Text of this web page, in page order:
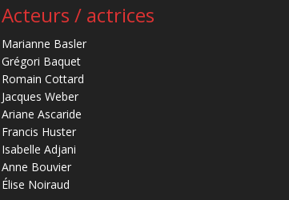
Acteurs / actrices
Marianne Basler
Grégori Baquet
Romain Cottard
Jacques Weber
Ariane Ascaride
Francis Huster
Isabelle Adjani
Anne Bouvier
Élise Noiraud